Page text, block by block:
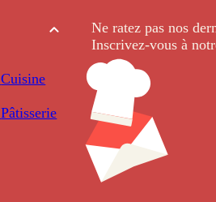
Cuisine
Pâtisserie
Ne ratez pas nos
Inscrivez-vous à